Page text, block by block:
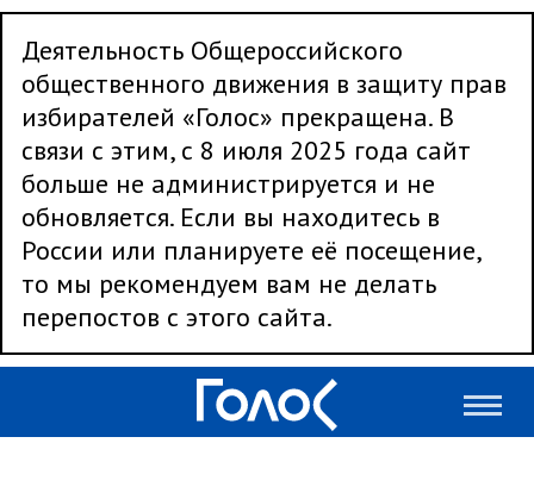
Деятельность Общероссийского
общественного движения в защиту прав
избирателей «Голос» прекращена. В
связи с этим, с 8 июля 2025 года сайт
больше не администрируется и не
обновляется. Если вы находитесь в
России или планируете её посещение,
то мы рекомендуем вам не делать
перепостов с этого сайта.